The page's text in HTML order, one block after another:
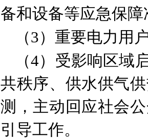
备和设备等应急保
（3）重要电力用
（4）受影响区域
共秩序、供水供气
测，主动回应社会
引导工作。